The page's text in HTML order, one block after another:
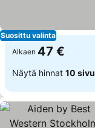
Suosittu valinta
Alkaen 47 €
Näytä hinnat 10